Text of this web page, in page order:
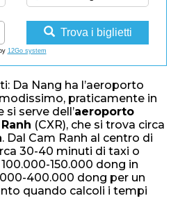
Trova i biglietti
12Go system
Da Nang ha l’aeroporto
praticamente in
si serve dell’aeroporto
(CXR), che si trova circa
. Dal Cam Ranh al centro di
30-40 minuti di taxi o
150.000 dong in
400.000 dong per un
quando calcoli i tempi